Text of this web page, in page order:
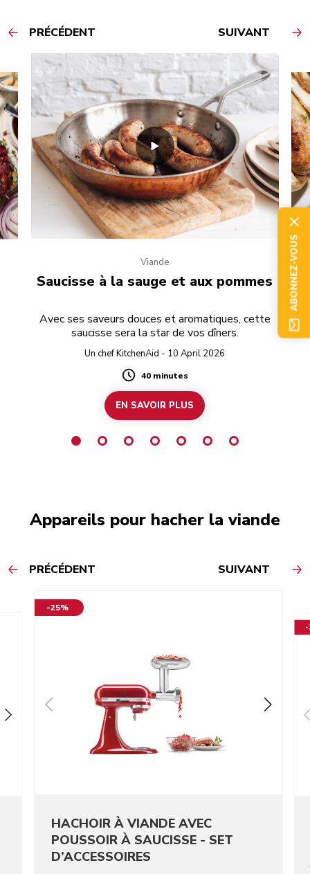
PRÉCÉDENT SUIVANT
Viande
Saucisse à la sauge et aux pommes
Avec ses saveurs douces et aromatiques, cette
saucisse sera la star de vos dîners.
Un chef KitchenAid - 10 April 2026
Duration
40 minutes
EN SAVOIR PLUS
Appareils pour hacher la viande
PRÉCÉDENT SUIVANT
-25%
HACHOIR À VIANDE AVEC
POUSSOIR À SAUCISSE - SET
D’ACCESSOIRES
-
ABONNEZ-VOUS